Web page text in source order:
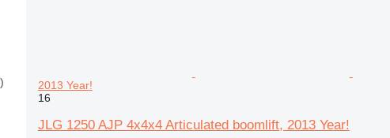
2013 Year!
16
JLG 1250 AJP 4x4x4 Articulated boomlift, 2013 Year!